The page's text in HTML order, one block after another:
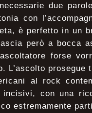
due
con
è perfetto in un
però a bocca
forse
L’ascolto prosegue
al rock
incisivi, con una
estremamente